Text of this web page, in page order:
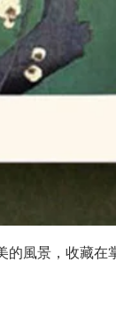
的風景，收藏在